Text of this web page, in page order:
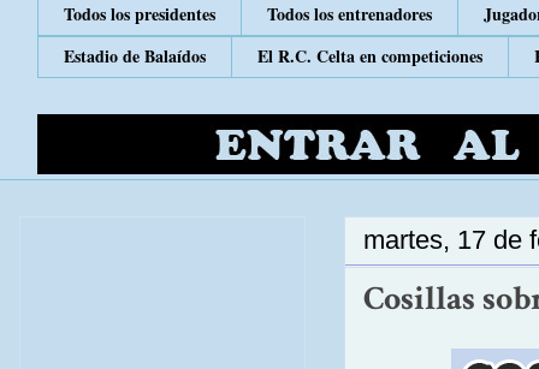
Todos los presidentes Todos los entrenadores
Estadio de Balaídos
El R.C. Celta en competiciones
martes, 17 de
Cosillas